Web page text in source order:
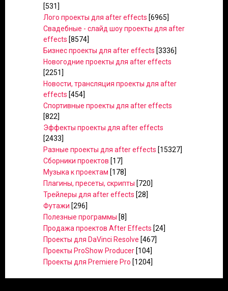
[531]
Лого проекты для after effects [6965]
Свадебные - слайд шоу проекты для after
effects [8574]
Бизнес проекты для after effects [3336]
Новогодние проекты для after effects
[2251]
Новости, трансляция проекты для after
effects [454]
Спортивные проекты для after effects
[822]
Эффекты проекты для after effects
[2433]
Разные проекты для after effects [15327]
Сборники проектов [17]
Музыка к проектам [178]
Плагины, пресеты, скрипты [720]
Трейлеры для after effects [28]
Футажи [296]
Полезные программы [8]
Продажа проектов After Effects [24]
Проекты для DaVinci Resolve [467]
Проекты ProShow Producer [104]
Проекты для Premiere Pro [1204]